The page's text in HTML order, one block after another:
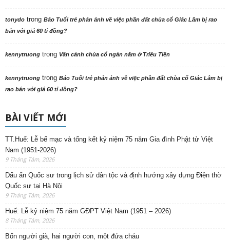
tonydo trong Báo Tuổi trẻ phản ảnh về việc phần đất chùa cổ Giác Lâm bị rao
bán với giá 60 tỉ đồng?
kennytruong trong Vãn cảnh chùa cổ ngàn năm ở Triều Tiên
kennytruong trong Báo Tuổi trẻ phản ảnh về việc phần đất chùa cổ Giác Lâm bị
rao bán với giá 60 tỉ đồng?
BÀI VIẾT MỚI
TT.Huế: Lễ bế mạc và tổng kết kỷ niệm 75 năm Gia đình Phật tử Việt
Nam (1951-2026)
9 Tháng Tám, 2026
Dấu ấn Quốc sư trong lịch sử dân tộc và định hướng xây dựng Điện thờ
Quốc sư tại Hà Nội
9 Tháng Tám, 2026
Huế: Lễ kỷ niệm 75 năm GĐPT Việt Nam (1951 – 2026)
8 Tháng Tám, 2026
Bốn người già, hai người con, một đứa cháu